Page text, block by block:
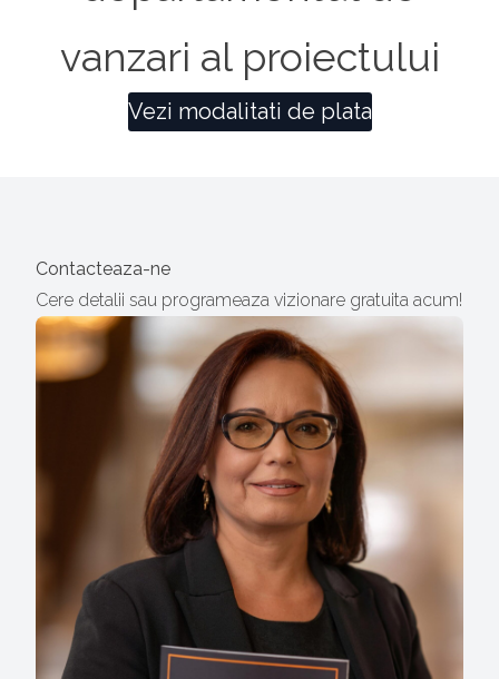
vanzari al proiectului
Vezi modalitati de plata
Contacteaza-ne
Cere detalii sau programeaza vizionare gratuita acum!